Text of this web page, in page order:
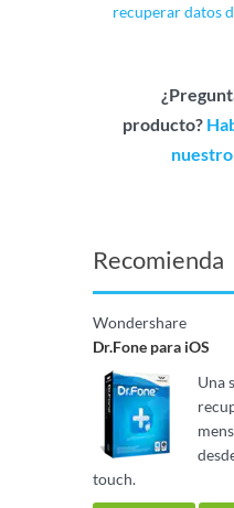
recuperar datos
producto?
Recomienda
Wondershare
Dr.Fone para iOS
Una
touch.